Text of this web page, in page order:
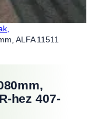
ALFA 11511
hez 407-